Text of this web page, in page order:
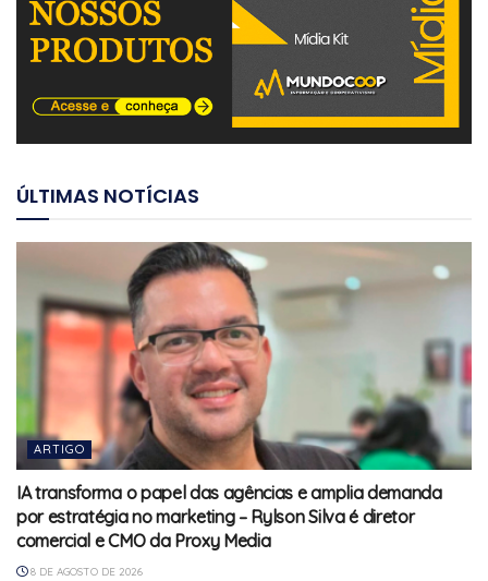
ÚLTIMAS NOTÍCIAS
ARTIGO
IA transforma o papel das agências e amplia demanda
por estratégia no marketing – Rylson Silva é diretor
comercial e CMO da Proxy Media
8 DE AGOSTO DE 2026